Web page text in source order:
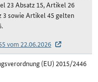
23 Absatz 15, Artikel 26
3 sowie Artikel 45 gelten
vom 22.06.2026
(EU) 2015/2446